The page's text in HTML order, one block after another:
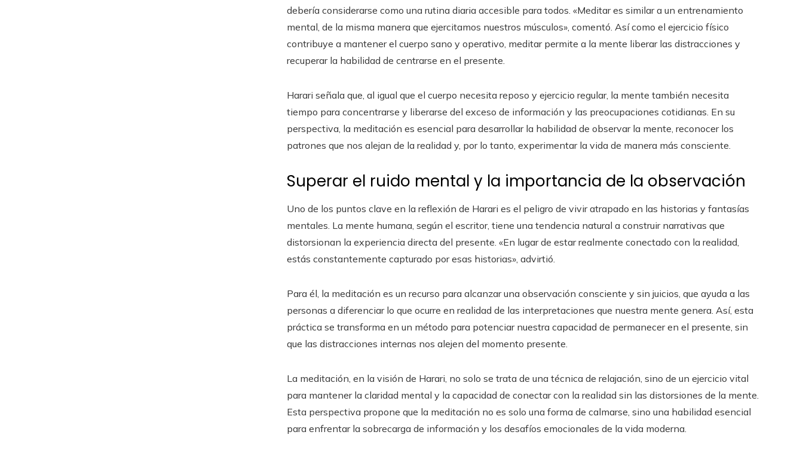
debería considerarse como una rutina diaria accesible para todos. «Meditar es similar a un entrenamiento
mental, de la misma manera que ejercitamos nuestros músculos», comentó. Así como el ejercicio físico
contribuye a mantener el cuerpo sano y operativo, meditar permite a la mente liberar las distracciones y
recuperar la habilidad de centrarse en el presente.
Harari señala que, al igual que el cuerpo necesita reposo y ejercicio regular, la mente también necesita
tiempo para concentrarse y liberarse del exceso de información y las preocupaciones cotidianas. En su
perspectiva, la meditación es esencial para desarrollar la habilidad de observar la mente, reconocer los
patrones que nos alejan de la realidad y, por lo tanto, experimentar la vida de manera más consciente.
Superar el ruido mental y la importancia de la observación
Uno de los puntos clave en la reflexión de Harari es el peligro de vivir atrapado en las historias y fantasías
mentales. La mente humana, según el escritor, tiene una tendencia natural a construir narrativas que
distorsionan la experiencia directa del presente. «En lugar de estar realmente conectado con la realidad,
estás constantemente capturado por esas historias», advirtió.
Para él, la meditación es un recurso para alcanzar una observación consciente y sin juicios, que ayuda a las
personas a diferenciar lo que ocurre en realidad de las interpretaciones que nuestra mente genera. Así, esta
práctica se transforma en un método para potenciar nuestra capacidad de permanecer en el presente, sin
que las distracciones internas nos alejen del momento presente.
La meditación, en la visión de Harari, no solo se trata de una técnica de relajación, sino de un ejercicio vital
para mantener la claridad mental y la capacidad de conectar con la realidad sin las distorsiones de la mente.
Esta perspectiva propone que la meditación no es solo una forma de calmarse, sino una habilidad esencial
para enfrentar la sobrecarga de información y los desafíos emocionales de la vida moderna.